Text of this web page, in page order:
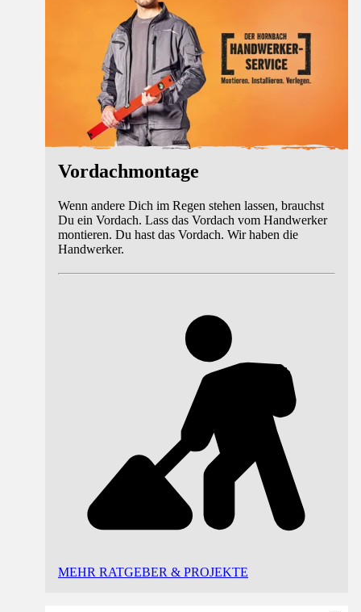
Vordachmontage
Wenn andere Dich im Regen stehen lassen, brauchst
Du ein Vordach. Lass das Vordach vom Handwerker
montieren. Du hast das Vordach. Wir haben die
Handwerker.
MEHR RATGEBER & PROJEKTE